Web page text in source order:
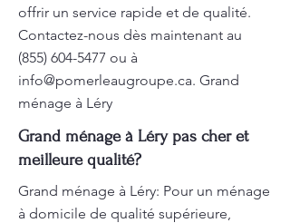
offrir un service rapide et de qualité.
Contactez-nous dès maintenant au
(855) 604-5477 ou à
info@pomerleaugroupe.ca. Grand
ménage à Léry
Grand ménage à Léry pas cher et
meilleure qualité?
Grand ménage à Léry: Pour un ménage
à domicile de qualité supérieure,